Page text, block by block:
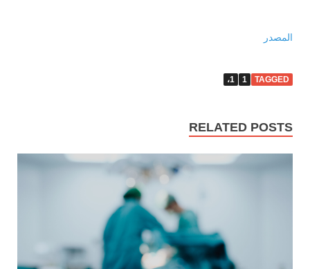
المصدر
TAGGED
1 1،
RELATED POSTS